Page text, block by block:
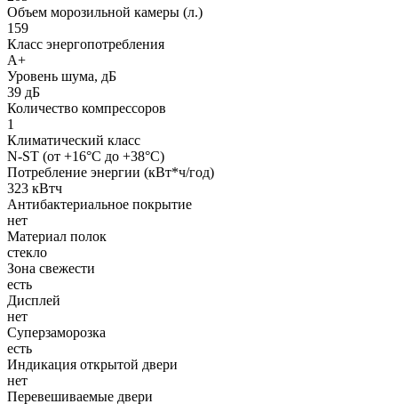
Объем морозильной камеры (л.)
159
Класс энергопотребления
A+
Уровень шума, дБ
39 дБ
Количество компрессоров
1
Климатический класс
N-ST (от +16°С до +38°С)
Потребление энергии (кВт*ч/год)
323 кВтч
Антибактериальное покрытие
нет
Материал полок
стекло
Зона свежести
есть
Дисплей
нет
Суперзаморозка
есть
Индикация открытой двери
нет
Перевешиваемые двери